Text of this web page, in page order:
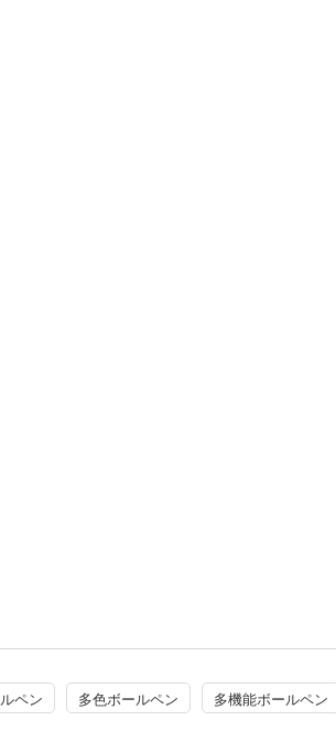
ペン 多色ボールペン 多機能ボールペン
ラー
入れマスク(オリジナル印
スクケース